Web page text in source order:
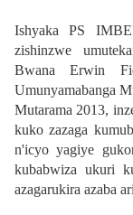
Ishyaka PS
zishinzwe
Bwana Erwin
Umunyamabanga
Mutarama 2013,
kuko zazaga
n'icyo yagiye
kubabwiza ukuri
azagarukira azaba